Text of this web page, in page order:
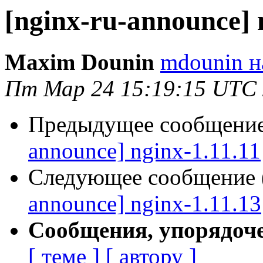
[nginx-ru-announce]
Maxim Dounin mdounin
Пт Мар 24 15:19:15 UTC
Предыдущее
announce] nginx-1.11.11
Следующее сообщение
announce] nginx-1.11.13
Сообщения,
[ теме ] [ автору ]